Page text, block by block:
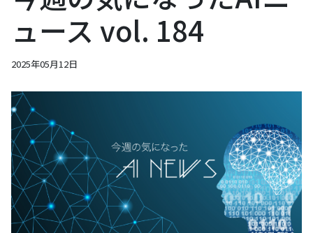
ュース vol. 184
2025年05月12日